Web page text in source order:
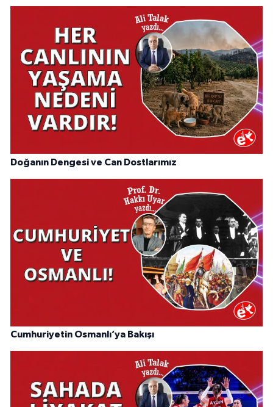
Doğanın Dengesi ve Can Dostlarımız
Cumhuriyetin Osmanlı’ya Bakışı